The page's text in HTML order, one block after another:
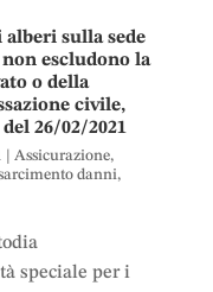
sulla sede
escludono la
o della
civile,
26/02/2021
Assicurazione,
danni,
speciale per i